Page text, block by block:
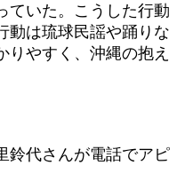
ていた。こうした行動
動は琉球民謡や踊りな
りやすく、沖縄の抱え
代さんが電話でアピ